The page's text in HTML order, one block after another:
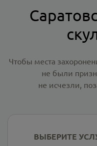
Чтобы места
не были
не исчезли,
ВЫБЕРИТЕ